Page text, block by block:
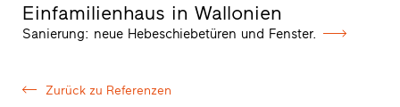
Einfamilienhaus in Wallonien
Sanierung: neue Hebeschiebetüren und Fenster.
Zurück zu Referenzen